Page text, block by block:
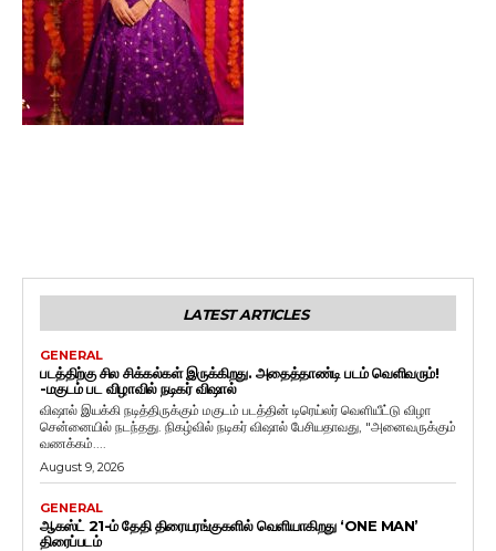
LATEST ARTICLES
GENERAL
படத்திற்கு சில சிக்கல்கள் இருக்கிறது. அதைத்தாண்டி படம் வெளிவரும்!
-மகுடம் பட விழாவில் நடிகர் விஷால்
விஷால் இயக்கி நடித்திருக்கும் மகுடம் படத்தின் டிரெய்லர் வெளியீட்டு விழா
சென்னையில் நடந்தது. நிகழ்வில் நடிகர் விஷால் பேசியதாவது, "அனைவருக்கும்
வணக்கம்....
August 9, 2026
GENERAL
ஆகஸ்ட் 21-ம் தேதி திரையரங்குகளில் வெளியாகிறது ‘ONE MAN’
திரைப்படம்